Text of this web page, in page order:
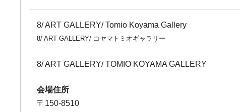
8/ ART GALLERY/ Tomio Koyama Gallery
8/ ART GALLERY/ コヤマトミオギャラリー
8/ ART GALLERY/ TOMIO KOYAMA GALLERY
会場住所
〒150-8510